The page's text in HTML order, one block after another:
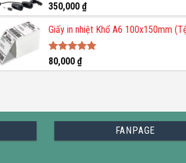
350,000 ₫
Giấy in nhiệt Khổ A6 100x150mm
Được xếp
hạng5.00
80,000 ₫
FANPAGE